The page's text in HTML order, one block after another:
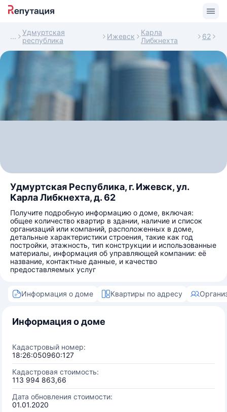
Удмуртская
республика
Ижевск
Карла
Либкнехта
62
Удмуртская Республика, г. Ижевск, ул.
Карла Либкнехта, д. 62
Получите подробную информацию о доме, включая:
общее количество квартир в здании, наличие и список
организаций или компаний, расположенных в доме,
детальные характеристики строения, такие как год
постройки, этажность, тип конструкции и использованные
материалы, информация об управляющей компании: её
название, контактные данные, и качество
предоставляемых услуг
Информация о доме Квартиры по адресу
Информация о доме
Кадастровый номер:
18:26:050960:127
Кадастровая стоимость:
113 994 863,66
Дата обновления стоимости:
01.01.2020